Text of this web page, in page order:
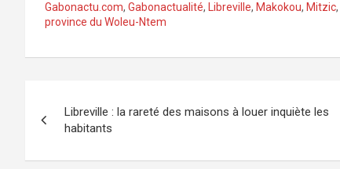
Gabonactu.com, Gabonactualité, Libreville, Makokou, Mitzic,
province du Woleu-Ntem
de
l’article
Libreville : la rareté des maisons à louer inquiète les
habitants